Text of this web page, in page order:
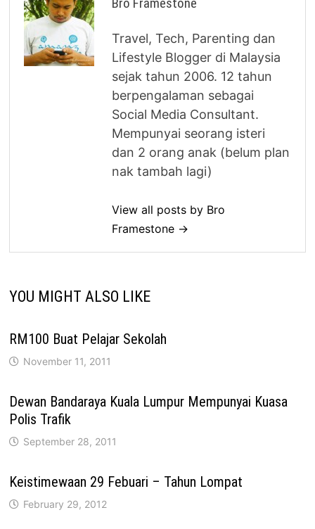
Bro Framestone
Travel, Tech, Parenting dan
Lifestyle Blogger di Malaysia
sejak tahun 2006. 12 tahun
berpengalaman sebagai
Social Media Consultant.
Mempunyai seorang isteri
dan 2 orang anak (belum plan
nak tambah lagi)
View all posts by Bro
Framestone →
YOU MIGHT ALSO LIKE
RM100 Buat Pelajar Sekolah
November 11, 2011
Dewan Bandaraya Kuala Lumpur Mempunyai Kuasa
Polis Trafik
September 28, 2011
Keistimewaan 29 Febuari – Tahun Lompat
February 29, 2012